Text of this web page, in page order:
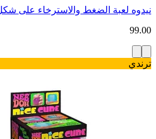
نيدوه لعبة الضغط والاسترخاء على
99.00
ترندي